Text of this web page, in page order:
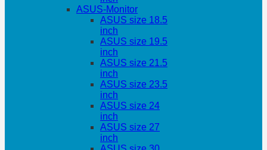
ASUS-Monitor
ASUS size 18.5
inch
ASUS size 19.5
inch
ASUS size 21.5
inch
ASUS size 23.5
inch
ASUS size 24
inch
ASUS size 27
inch